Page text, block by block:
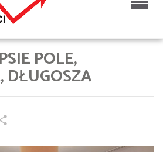
POLE,
DŁUGOSZA